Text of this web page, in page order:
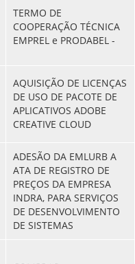
DO
DE VIDA
TERMO DE
COOPERAÇÃO TÉCNICA
EMPREL e PRODABEL -
AQUISIÇÃO DE LICENÇAS
DE USO DE PACOTE DE
APLICATIVOS ADOBE
CREATIVE CLOUD
ADESÃO DA EMLURB A
ATA DE REGISTRO DE
PREÇOS DA EMPRESA
INDRA, PARA SERVIÇOS
DE DESENVOLVIMENTO
DE SISTEMAS